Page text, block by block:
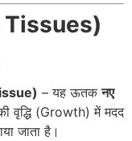
Tissues)
– यह ऊतकनए
वृद्धि (Growth) में मदद
जाता है।